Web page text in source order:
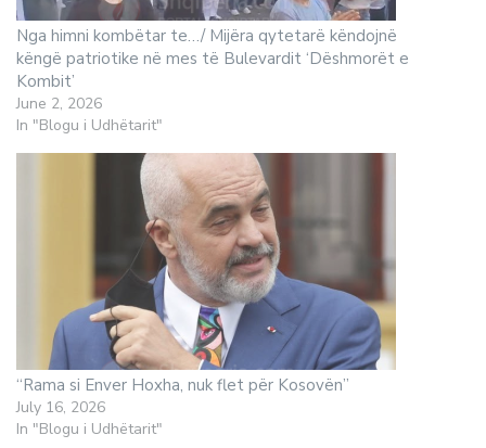
Nga himni kombëtar te…/ Mijëra qytetarë këndojnë
këngë patriotike në mes të Bulevardit ‘Dëshmorët e
Kombit’
June 2, 2026
In "Blogu i Udhëtarit"
“Rama si Enver Hoxha, nuk flet për Kosovën”
July 16, 2026
In "Blogu i Udhëtarit"